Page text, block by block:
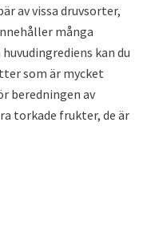
av vissa druvsorter,
många
kan du
som är mycket
beredningen av
torkade frukter, de är